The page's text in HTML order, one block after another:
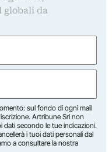
globali da
sul fondo di ogni mail
Artribune Srl non
dati secondo le tue indicazioni.
i tuoi dati personali dal
a consultare la nostra